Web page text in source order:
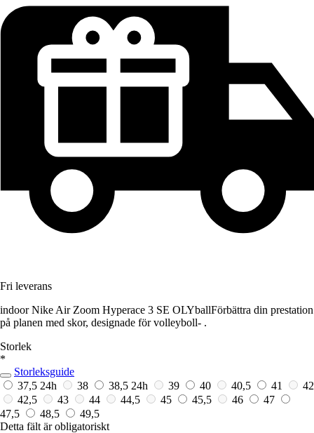
Fri leverans
indoor Nike Air Zoom Hyperace 3 SE OLYballFörbättra din prestation
på planen med skor, designade för volleyboll- .
Storlek
*
Storleksguide
37,5 24h 38 38,5 24h 39 40 40,5 41
42
42,5
43 44 44,5 45 45,5 46
47
47,5
48,5
49,5
Detta fält är obligatoriskt